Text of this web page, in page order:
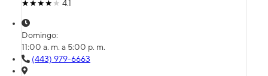
4.1
Domingo:
11:00 a. m. a 5:00 p. m.
(443) 979-6663